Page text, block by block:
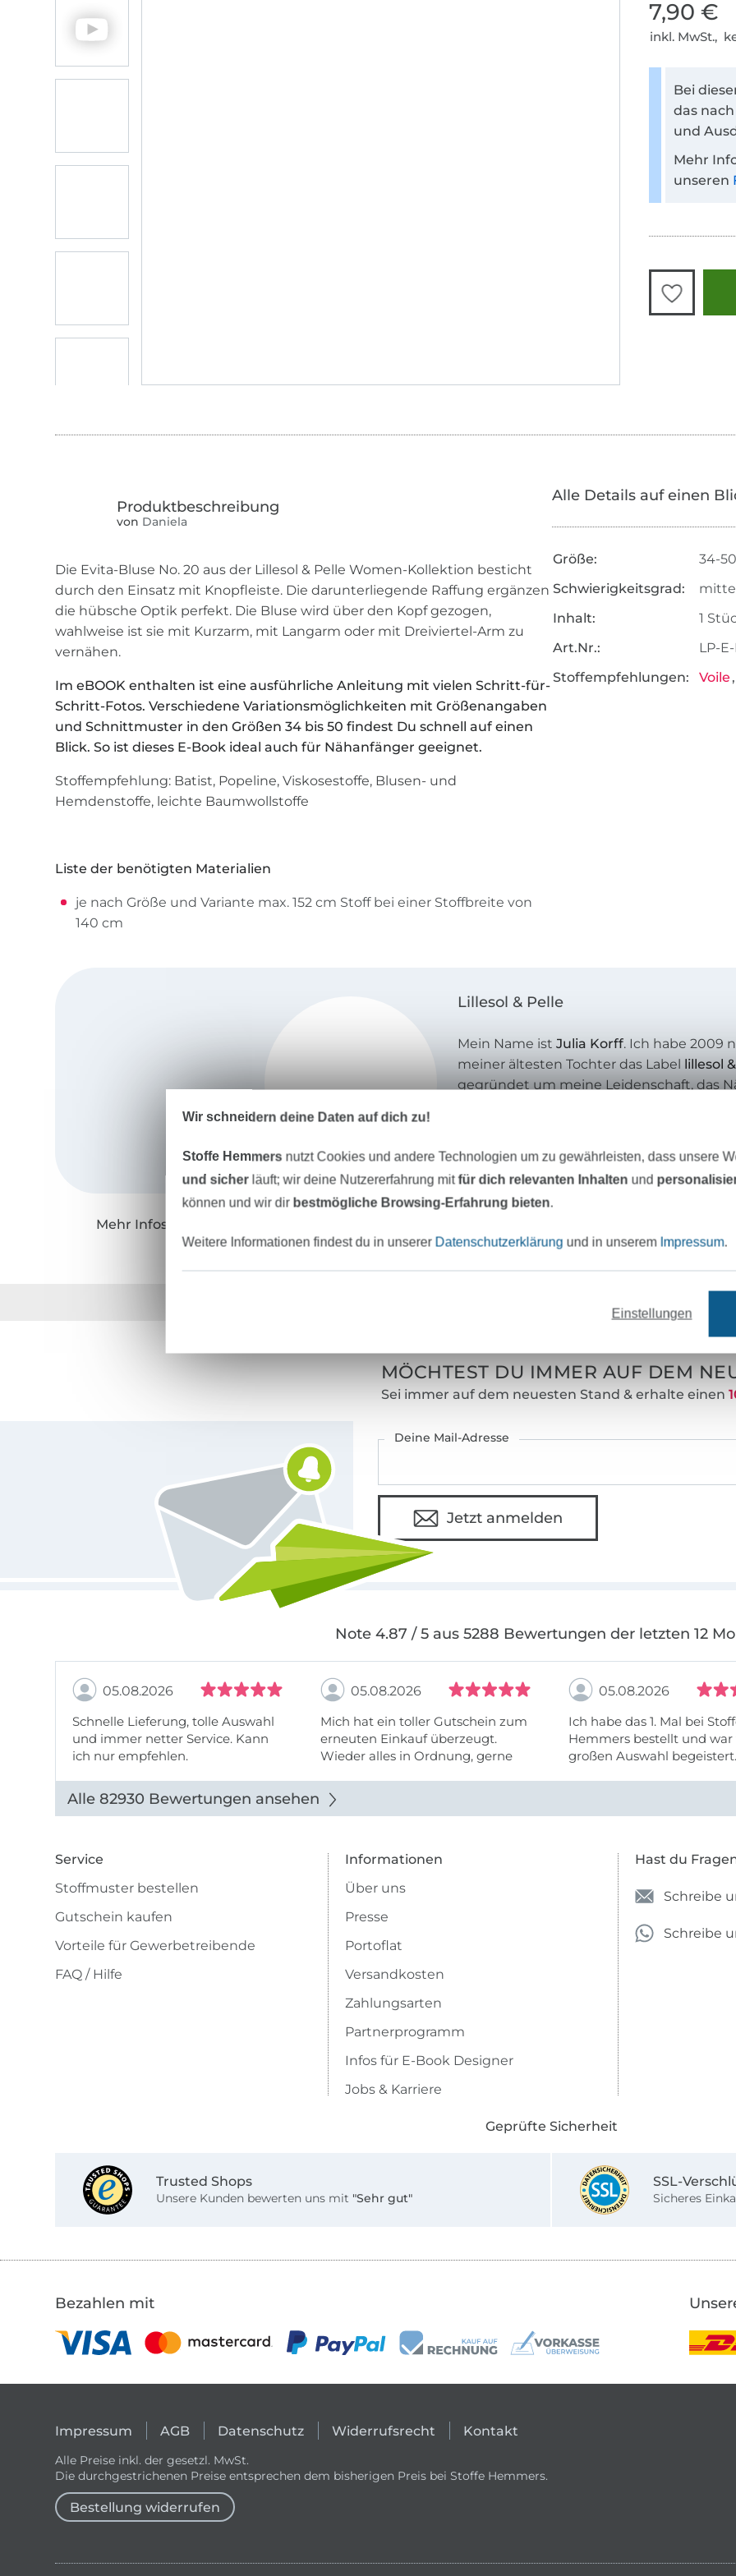
7,90 €
inkl. MwSt.,
Bei
das
und
Mehr
unseren
von Daniela
Die Evita-Bluse No. 20 aus der Lillesol & Pelle Women-Kollektion besticht
durch den Einsatz mit Knopfleiste. Die darunterliegende Raffung ergänzen
die hübsche Optik perfekt. Die Bluse wird über den Kopf gezogen,
wahlweise ist sie mit Kurzarm, mit Langarm oder mit Dreiviertel-Arm zu
vernähen.
Im eBOOK enthalten ist eine ausführliche Anleitung mit vielen Schritt-für-
Schritt-Fotos. Verschiedene Variationsmöglichkeiten mit Größenangaben
und Schnittmuster in den Größen 34 bis 50 findest Du schnell auf einen
Blick. So ist dieses E-Book ideal auch für Nähanfänger geeignet.
Stoffempfehlung: Batist, Popeline, Viskosestoffe, Blusen- und
Hemdenstoffe, leichte Baumwollstoffe
Liste der benötigten Materialien
je nach Größe und Variante max. 152 cm Stoff bei einer Stoffbreite von
140 cm
Alle Details auf einen
Größe:
34-50
Schwierigkeitsgrad:
mittel
Inhalt:
1
Art.Nr.:
LP-
Stoffempfehlungen:
Voile
Lillesol & Pelle
Mein Name istJulia Korff. Ich habe 2009
meiner ältesten Tochter das Label
lillesol
gegründet um meine Leidenschaft, das
EBook oder Papierschnittmuster erhältlich.
Die Schnittmuster sind besonders beliebt
auch Nähanfängern zu ersten Näherfolgen
Zusätzlich bieten wir für viele unserer
auch Video-Nähanleitungen in unserem
Mehr Infos zu "Lillesol & Pelle"
MÖCHTEST DU IMMER AUF DEM
Sei immer auf dem neuesten Stand & erhalte einen
Deine Mail-Adresse
Jetzt anmelden
Note 4.87 / 5 aus 5288 Bewertungen der letzten 12
05.08.2026
Schnelle Lieferung, tolle Auswahl
und immer netter Service. Kann
ich nur empfehlen.
05.08.2026
Mich hat ein toller Gutschein zum
erneuten Einkauf überzeugt.
Wieder alles in Ordnung, gerne
05.08.2026
Ich habe das 1. Mal bei
Hemmers bestellt und war
großen Auswahl
Alle 82930 Bewertungen ansehen
Service
Stoffmuster bestellen
Gutschein kaufen
Vorteile für Gewerbetreibende
FAQ / Hilfe
Informationen
Über uns
Presse
Portoflat
Versandkosten
Zahlungsarten
Partnerprogramm
Infos für E-Book Designer
Jobs & Karriere
Hast du
Schreibe
Schreibe
Geprüfte Sicherheit
Trusted Shops
Unsere Kunden bewerten uns mit "Sehr gut"
SSL-
Sicheres
Bezahlen mit
Impressum AGB Datenschutz Widerrufsrecht Kontakt
Alle Preise inkl. der gesetzl. MwSt.
Die durchgestrichenen Preise entsprechen dem bisherigen Preis bei Stoffe Hemmers.
Bestellung widerrufen
Wir schneidern deine Daten auf dich zu!
Stoffe Hemmers nutzt Cookies und andere Technologien um zu gewährleisten, dass unsere
und sicherläuft; wir deine Nutzererfahrung mitfür dich relevanten Inhalten und
können und wir dir bestmögliche Browsing-Erfahrung bieten.
Weitere Informationen findest du in unserer Datenschutzerklärung und in unserem Impressum.
Einstellungen